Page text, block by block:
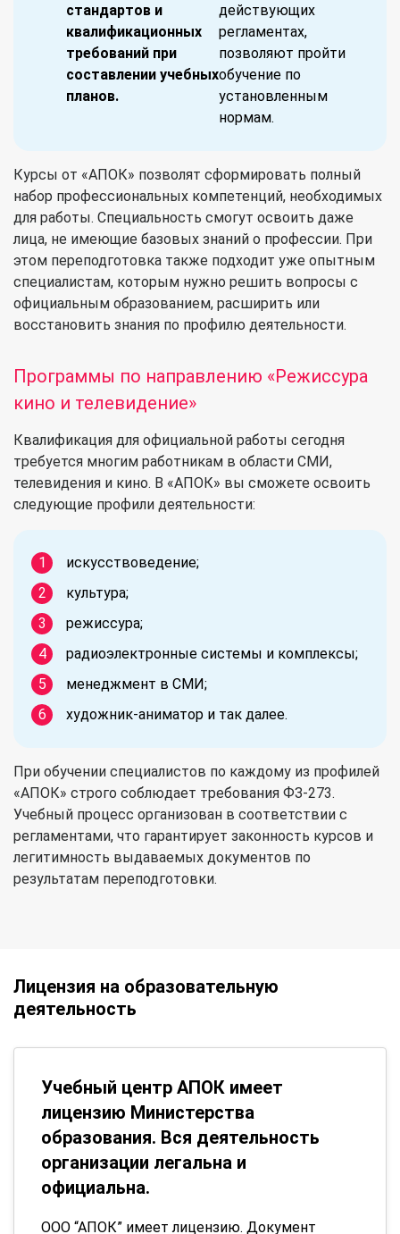
стандартов и
квалификационных
требований при
составлении учебных
планов.
действующих
регламентах,
позволяют пройти
обучение по
установленным
нормам.
Курсы от «АПОК» позволят сформировать полный
набор профессиональных компетенций, необходимых
для работы. Специальность смогут освоить даже
лица, не имеющие базовых знаний о профессии. При
этом переподготовка также подходит уже опытным
специалистам, которым нужно решить вопросы с
официальным образованием, расширить или
восстановить знания по профилю деятельности.
Программы по направлению «Режиссура
кино и телевидение»
Квалификация для официальной работы сегодня
требуется многим работникам в области СМИ,
телевидения и кино. В «АПОК» вы сможете освоить
следующие профили деятельности:
искусствоведение;
культура;
режиссура;
радиоэлектронные системы и комплексы;
менеджмент в СМИ;
художник-аниматор и так далее.
При обучении специалистов по каждому из профилей
«АПОК» строго соблюдает требования ФЗ-273.
Учебный процесс организован в соответствии с
регламентами, что гарантирует законность курсов и
легитимность выдаваемых документов по
результатам переподготовки.
Лицензия на образовательную
деятельность
Учебный центр АПОК имеет
лицензию Министерства
образования. Вся деятельность
организации легальна и
официальна.
ООО “АПОК” имеет лицензию. Документ